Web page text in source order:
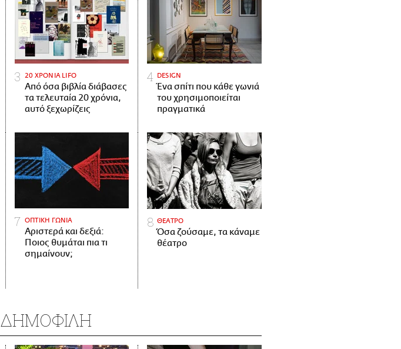
20 ΧΡΟΝΙΑ LIFO
Από όσα βιβλία διάβασες
τα τελευταία 20 χρόνια,
αυτό ξεχωρίζεις
DESIGN
Ένα σπίτι που κάθε γωνιά
του χρησιμοποιείται
πραγματικά
ΟΠΤΙΚΗ ΓΩΝΙΑ
Αριστερά και δεξιά:
Ποιος θυμάται πια τι
σημαίνουν;
ΘΕΑΤΡΟ
Όσα ζούσαμε, τα κάναμε
θέατρο
ΔΗΜΟΦΙΛΗ